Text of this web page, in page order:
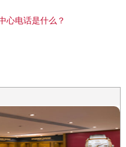
心电话是什么？